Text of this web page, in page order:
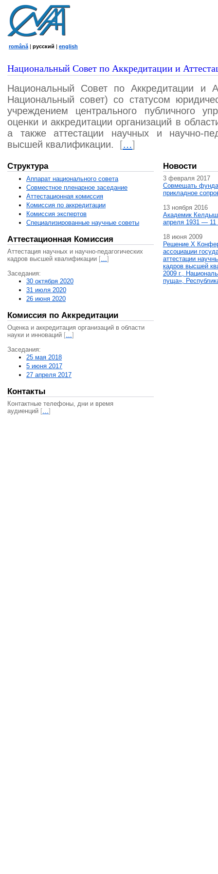
română | русский | english
Национальный Совет по Аккредитации и
Национальный Совет по Аккредитации и
Национальный совет) со статусом
учреждением центрального публичного
оценки и аккредитации организаций в
а также аттестации научных и научно-
высшей квалификации.
[…]
Структура
Аппарат национального совета
Совместное пленарное заседание
Аттестационная комисcия
Комиссия по аккредитации
Комиссия экспертов
Специализированные научные советы
Аттестационная Комиссия
Аттестация научных и научно-педагогических
кадров высшей квалификации […]
Заседания:
30 октября 2020
31 июля 2020
26 июня 2020
Комиссия по Аккредитации
Оценка и аккредитация организаций в области
науки и инноваций […]
Заседания:
25 мая 2018
5 июня 2017
27 апреля 2017
Контакты
Контактные телефоны, дни и время
аудиенций […]
Новости
3 февраля 2017
Совмещать
прикладное
13 ноября 2016
Академик
апреля 1931 — 11
18 июня 2009
Решение X
ассоциации
аттестации
кадров высшей
2009 г.,
пуща»,